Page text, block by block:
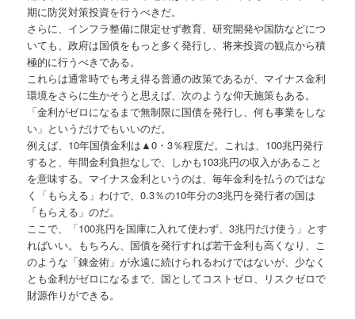
期に防災対策投資を行うべきだ。
さらに、インフラ整備に限定せず教育、研究開発や国防などにつ
いても、政府は国債をもっと多く発行し、将来投資の観点から積
極的に行うべきである。
これらは通常時でも考え得る普通の政策であるが、マイナス金利
環境をさらに生かそうと思えば、次のような仰天施策もある。
「金利がゼロになるまで無制限に国債を発行し、何も事業をしな
い」というだけでもいいのだ。
例えば、10年国債金利は▲0・3％程度だ。これは、100兆円発行
すると、年間金利負担なしで、しかも103兆円の収入があること
を意味する。マイナス金利というのは、毎年金利を払うのではな
く「もらえる」わけで、0.3％の10年分の3兆円を発行者の国は
「もらえる」のだ。
ここで、「100兆円を国庫に入れて使わず、3兆円だけ使う」とす
ればいい。もちろん、国債を発行すれば若干金利も高くなり、こ
のような「錬金術」が永遠に続けられるわけではないが、少なく
とも金利がゼロになるまで、国としてコストゼロ、リスクゼロで
財源作りができる。